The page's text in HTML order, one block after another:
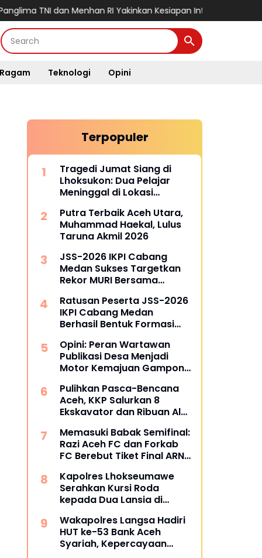
dan Menhan RI Yakinkan Kesiapan Interoperabilitas TNI
Ragam Teknologi Opini
Terpopuler
Tragedi Jumat Siang di
Lhoksukon: Dua Pelajar
Meninggal di Lokasi
Putra Terbaik Aceh Utara,
Muhammad Haekal, Lulus
Taruna Akmil 2026
JSS-2026 IKPI Cabang
Medan Sukses Targetkan
Rekor MURI Bersama
Indonesia
Ratusan Peserta JSS-2026
IKPI Cabang Medan
Berhasil Bentuk Formasi
Opini: Peran Wartawan
Publikasi Desa Menjadi
Motor Kemajuan Gampong
Pulihkan Pasca-Bencana
Aceh, KKP Salurkan 8
Ekskavator dan Ribuan Alat
Memasuki Babak Semifinal:
Razi Aceh FC dan Forkab
FC Berebut Tiket Final ARN
Kapolres Lhokseumawe
Serahkan Kursi Roda
kepada Dua Lansia di
Izzah
Wakapolres Langsa Hadiri
HUT ke-53 Bank Aceh
Syariah, Kepercayaan